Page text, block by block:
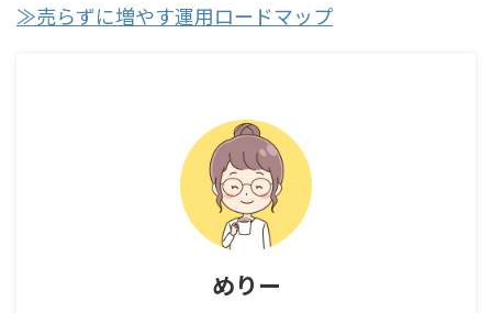
≫売らずに増やす運用ロードマップ
めりー